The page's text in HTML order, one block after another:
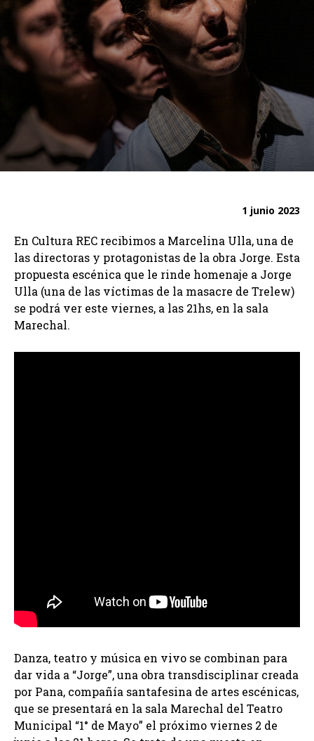
1 junio 2023
En Cultura REC recibimos a Marcelina Ulla, una de
las directoras y protagonistas de la obra Jorge. Esta
propuesta escénica que le rinde homenaje a Jorge
Ulla (una de las víctimas de la masacre de Trelew)
se podrá ver este viernes, a las 21hs, en la sala
Marechal.
Danza, teatro y música en vivo se combinan para
dar vida a “Jorge”, una obra transdisciplinar creada
por Pana, compañía santafesina de artes escénicas,
que se presentará en la sala Marechal del Teatro
Municipal “1° de Mayo” el próximo viernes 2 de